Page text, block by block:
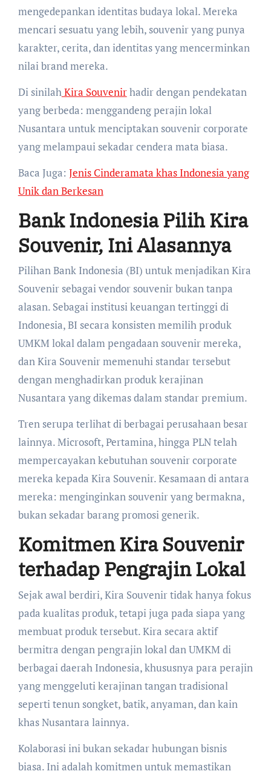
mengedepankan identitas budaya lokal. Mereka
mencari sesuatu yang lebih, souvenir yang punya
karakter, cerita, dan identitas yang mencerminkan
nilai brand mereka.
Di sinilahKira Souvenirhadir dengan pendekatan
yang berbeda: menggandeng perajin lokal
Nusantara untuk menciptakan souvenir corporate
yang melampaui sekadar cendera mata biasa.
Baca Juga: Jenis Cinderamata khas Indonesia yang
Unik dan Berkesan
Bank Indonesia Pilih Kira
Souvenir, Ini Alasannya
Pilihan Bank Indonesia (BI) untuk menjadikan Kira
Souvenir sebagai vendor souvenir bukan tanpa
alasan. Sebagai institusi keuangan tertinggi di
Indonesia, BI secara konsisten memilih produk
UMKM lokal dalam pengadaan souvenir mereka,
dan Kira Souvenir memenuhi standar tersebut
dengan menghadirkan produk kerajinan
Nusantara yang dikemas dalam standar premium.
Tren serupa terlihat di berbagai perusahaan besar
lainnya. Microsoft, Pertamina, hingga PLN telah
mempercayakan kebutuhan souvenir corporate
mereka kepada Kira Souvenir. Kesamaan di antara
mereka: menginginkan souvenir yang bermakna,
bukan sekadar barang promosi generik.
Komitmen Kira Souvenir
terhadap Pengrajin Lokal
Sejak awal berdiri, Kira Souvenir tidak hanya fokus
pada kualitas produk, tetapi juga pada siapa yang
membuat produk tersebut. Kira secara aktif
bermitra dengan pengrajin lokal dan UMKM di
berbagai daerah Indonesia, khususnya para perajin
yang menggeluti kerajinan tangan tradisional
seperti tenun songket, batik, anyaman, dan kain
khas Nusantara lainnya.
Kolaborasi ini bukan sekadar hubungan bisnis
biasa. Ini adalah komitmen untuk memastikan